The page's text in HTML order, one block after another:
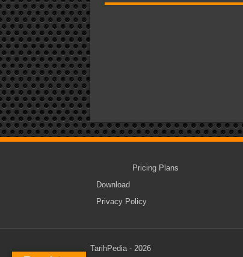
Pricing Plans
Download
Privacy Policy
TarihPedia - 2026